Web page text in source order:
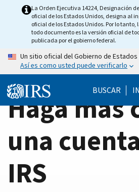
HomeLa Orden Ejecutiva 14224, Designación
oficial de los Estados Unidos, designa al
oficial de los Estados Unidos. Por lo tanto,
todo documento es la versión oficial de
publicada por el gobierno federal.
Un sitio oficial del Gobierno de Estados
Así es como usted puede verificarlo
BUSCAR
Haga más
una
IRS